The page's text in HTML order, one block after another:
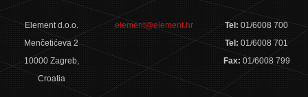
Element d.o.o.
Menčetićeva 2
10000 Zagreb,
Croatia
element@element.hr Tel:01/6008 700
Tel:01/6008 701
Fax: 01/6008 799